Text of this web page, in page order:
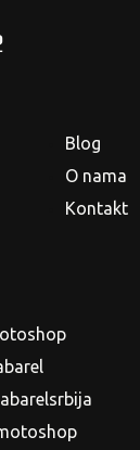
Blog
O nama
Kontakt